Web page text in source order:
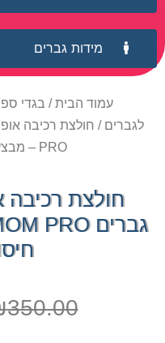
עמוד הבית/ בגדי
לגברים
PRO – מבצע 50% חיסול מלאי
חולצת רכיבה
350.00
מידות גברים